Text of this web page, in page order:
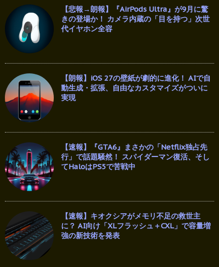
【悲報→朗報】『AirPods Ultra』が9月に驚
きの登場か！ カメラ内蔵の「目を持つ」次世
代イヤホン全容
【朗報】iOS 27の壁紙が劇的に進化！ AIで自
動生成・拡張、自由なカスタマイズがついに
実現
【速報】『GTA6』まさかの「Netflix独占先
行」で話題騒然！ スパイダーマン復活、そし
てHaloはPS5で苦戦中
【速報】キオクシアがメモリ不足の救世主
に？ AI向け「XLフラッシュ＋CXL」で容量増
強の新技術を発表